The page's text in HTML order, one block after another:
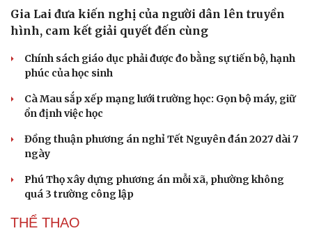
Gia Lai đưa kiến nghị của người dân lên truyền
hình, cam kết giải quyết đến cùng
Chính sách giáo dục phải được đo bằng sự tiến bộ, hạnh
phúc của học sinh
Cà Mau sắp xếp mạng lưới trường học: Gọn bộ máy, giữ
ổn định việc học
Đồng thuận phương án nghỉ Tết Nguyên đán 2027 dài 7
ngày
Phú Thọ xây dựng phương án mỗi xã, phường không
quá 3 trường công lập
THỂ THAO